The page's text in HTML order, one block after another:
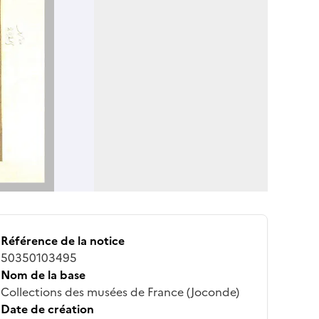
Référence de la notice
50350103495
Nom de la base
Collections des musées de France (Joconde)
Date de création